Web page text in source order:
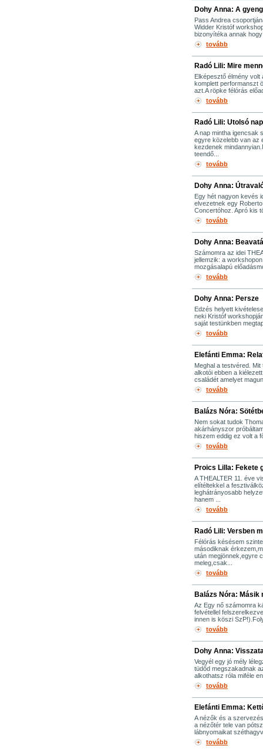
Dohy Anna: A
Pass Andrea
Widder Kristóf
bizonyítéka annak
tovább
Radó Lili: Mire
Elképesztő élmény volt
komplett performanszt
azt.A röpke félórás
tovább
Radó Lili: Utolsó nap
A nap mintha igencsak
egyre közelebb van az
kezdenek
teendő...
tovább
Dohy Anna:
Egy hét nagyon kevés
elvezetnek egy
Concertóhoz. Apró kis
tovább
Dohy Anna:
Számomra az idei
jellemzik: a
mozgásalapú
tovább
Dohy Anna: Persze
Edzés helyett
neki Kristóf
saját testünkben
tovább
Elefánti Emma:
Meghal a testvéred.
alkotói ebben a
családét amelyet
tovább
Balázs Nóra:
Nem sokat tudok
akárhányszor
hiszem eddig ez volt a
tovább
Proics Lilla: Fekete
A THEALTER 11. éve
elítéltekkel a
leghátrányosabb
hanem ...
tovább
Radó Lili: Versben
Félórás késésem
másodiknak
után megjönnek,egyre
meleg,csak...
tovább
Balázs Nóra: Másik
Az Egy nő számomra
felvétellel
innen is köszi
tovább
Dohy Anna:
Vegyél egy jó mély
tüdőd megszakadnak
alkothatsz róla miféle
tovább
Elefánti Emma:
A nézők és a
a nézőtér tele van
lábnyomaikat
tovább